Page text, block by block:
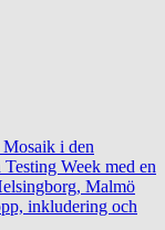
i den
Week med en
Malmö
inkludering och